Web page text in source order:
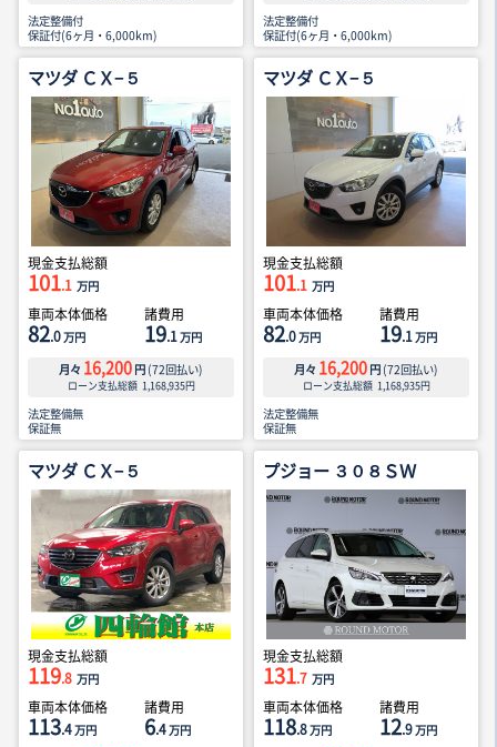
法定整備付
保証付(6ヶ月・6,000km)
法定整備付
保証付(6ヶ月・6,000km)
マツダ ＣＸ−５
現金支払総額
101.1 万円
車両本体価格
82.0万円
諸費用
19.1万円
月々 16,200 円 (72回払い)
ローン支払総額 1,168,935円
法定整備無
保証無
マツダ ＣＸ−５
現金支払総額
101.1 万円
車両本体価格
82.0万円
諸費用
19.1万円
月々 16,200 円 (72回払い)
ローン支払総額 1,168,935円
法定整備無
保証無
マツダ ＣＸ−５
現金支払総額
119.8 万円
車両本体価格
113.4万円
諸費用
6.4万円
プジョー ３０８ＳＷ
現金支払総額
131.7 万円
車両本体価格
118.8万円
諸費用
12.9万円